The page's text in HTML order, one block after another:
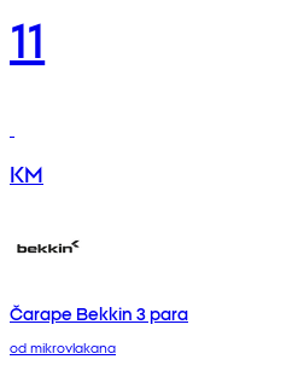
11
KM
Čarape Bekkin 3 para
od mikrovlakana